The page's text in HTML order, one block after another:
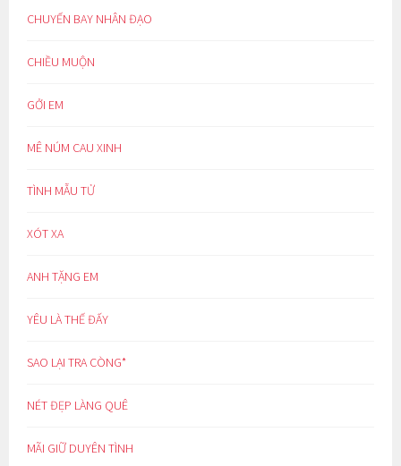
CHUYẾN BAY NHÂN ĐẠO
CHIỀU MUỘN
GỞI EM
MÊ NÚM CAU XINH
TÌNH MẪU TỬ
XÓT XA
ANH TẶNG EM
YÊU LÀ THẾ ĐẤY
SAO LẠI TRA CÒNG*
NÉT ĐẸP LÀNG QUÊ
MÃI GIỮ DUYÊN TÌNH